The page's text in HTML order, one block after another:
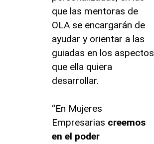
que las mentoras de
OLA se encargarán de
ayudar y orientar a las
guiadas en los aspectos
que ella quiera
desarrollar.
“En Mujeres
Empresarias creemos
en el poder